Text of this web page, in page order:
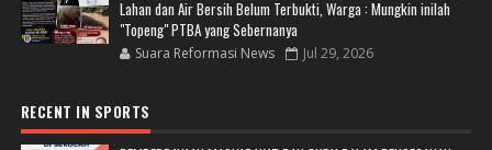
Lahan dan Air Bersih Belum Terbukti, Warga : Mungkin inilah
"Topeng" PTBA yang Sebernanya
Suara Reformasi News Jul 29, 2026
RECENT IN SPORTS